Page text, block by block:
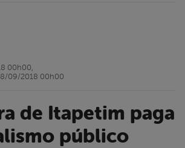
público
00h00,
09/2018 00h00